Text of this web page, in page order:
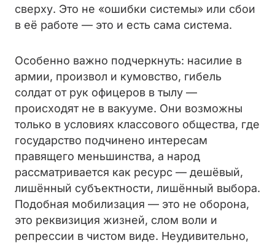
сверху. Это не «ошибки системы» или сбои
в её работе — это и есть сама система.
Особенно важно подчеркнуть: насилие в
армии, произвол и кумовство, гибель
солдат от рук офицеров в тылу —
происходят не в вакууме. Они возможны
только в условиях классового общества, где
государство подчинено интересам
правящего меньшинства, а народ
рассматривается как ресурс — дешёвый,
лишённый субъектности, лишённый выбора.
Подобная мобилизация — это не оборона,
это реквизиция жизней, слом воли и
репрессии в чистом виде. Неудивительно,